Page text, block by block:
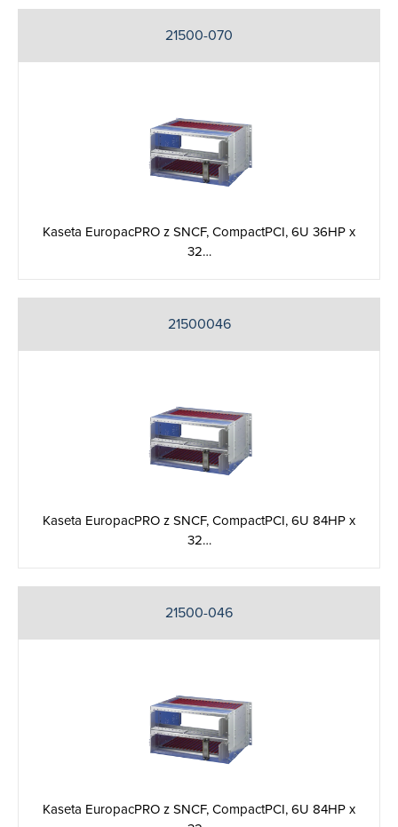
21500-070
Kaseta EuropacPRO z SNCF, CompactPCI, 6U 36HP x
32…
21500046
Kaseta EuropacPRO z SNCF, CompactPCI, 6U 84HP x
32…
21500-046
Kaseta EuropacPRO z SNCF, CompactPCI, 6U 84HP x